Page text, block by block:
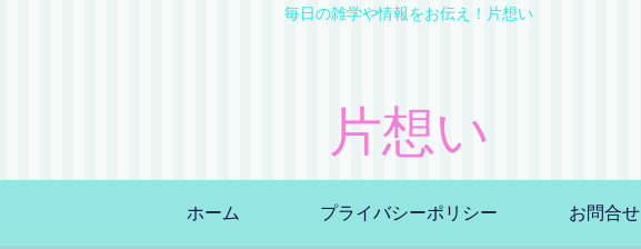
毎日の雑学や情報をお伝え！片想い
片想い
ホーム プライバシーポリシー お問合せ